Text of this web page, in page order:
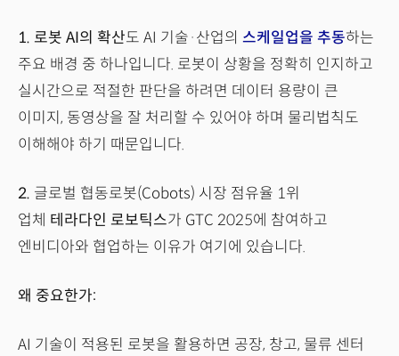
1. 로봇 AI의 확산도 AI 기술·산업의 스케일업을 추동하는
주요 배경 중 하나입니다. 로봇이 상황을 정확히 인지하고
실시간으로 적절한 판단을 하려면 데이터 용량이 큰
이미지, 동영상을 잘 처리할 수 있어야 하며 물리법칙도
이해해야 하기 때문입니다.
2. 글로벌 협동로봇(Cobots) 시장 점유율 1위
업체 테라다인 로보틱스가 GTC 2025에 참여하고
엔비디아와 협업하는 이유가 여기에 있습니다.
왜 중요한가:
AI 기술이 적용된 로봇을 활용하면 공장, 창고, 물류 센터